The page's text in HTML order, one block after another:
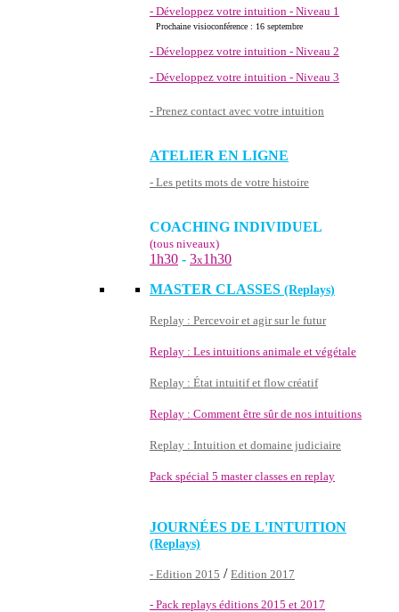
- Développez votre intuition - Niveau 1
Prochaine visioconférence : 16 septembre
- Développez votre intuition - Niveau 2
- Développez votre intuition - Niveau 3
- Prenez contact avec votre intuition
ATELIER EN LIGNE
- Les petits mots de votre histoire
COACHING INDIVIDUEL
(tous niveaux)
1h30 - 3x1h30
MASTER CLASSES (Replays)
Replay : Percevoir et agir sur le futur
Replay : Les intuitions animale et végétale
Replay : État intuitif et flow créatif
Replay : Comment être sûr de nos intuitions
Replay : Intuition et domaine judiciaire
Pack spécial 5 master classes en replay
JOURNÉES DE L'INTUITION
(Replays)
- Edition 2015 / Edition 2017
- Pack replays éditions 2015 et 2017